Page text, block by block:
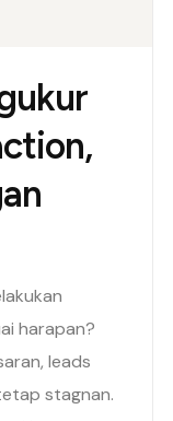
harapan?
leads
stagnan.